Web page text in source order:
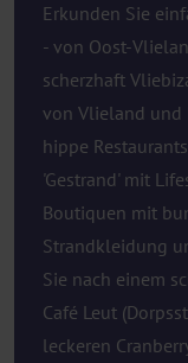
Erkunden Sie
- von Oost-
scherzhaft
von Vlieland und
hippe
'Gestrand' mit
Boutiquen mit
Strandkleidung
Sie nach einem
Café Leut
leckeren